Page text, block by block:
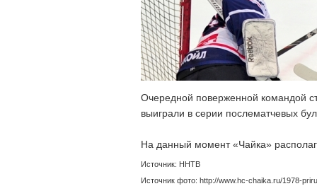
Очередной поверженной командой
выиграли в серии послематчевых
На данный момент «Чайка»
Источник: ННТВ
Источник фото: http://www.hc-chaika.ru/1978-